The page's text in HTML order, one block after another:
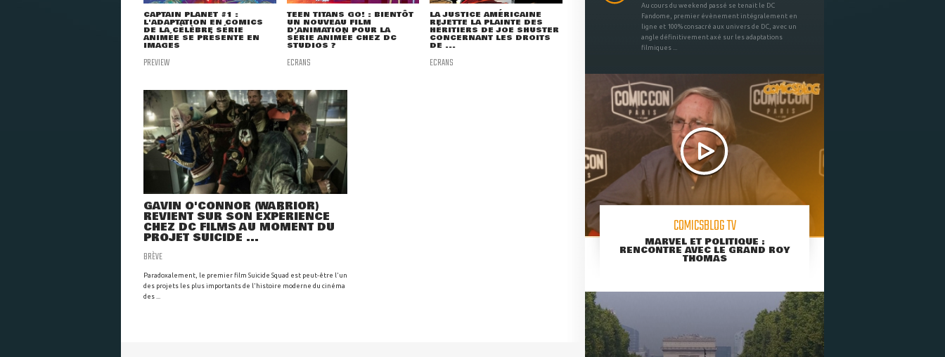
CAPTAIN PLANET #1 :
L'ADAPTATION EN COMICS
DE LA CÉLÈBRE SÉRIE
ANIMÉE SE PRÉSENTE EN
IMAGES
PREVIEW
TEEN TITANS GO! : BIENTÔT
UN NOUVEAU FILM
D'ANIMATION POUR LA
SÉRIE ANIMÉE CHEZ DC
STUDIOS ?
ECRANS
LA JUSTICE AMÉRICAINE
REJETTE LA PLAINTE DES
HÉRITIERS DE JOE SHUSTER
CONCERNANT LES DROITS
DE ...
ECRANS
GAVIN O'CONNOR (WARRIOR)
REVIENT SUR SON EXPÉRIENCE
CHEZ DC FILMS AU MOMENT DU
PROJET SUICIDE ...
BRÈVE
Paradoxalement, le premier film Suicide Squad est peut-être l'un
des projets les plus importants de l'histoire moderne du cinéma
des ...
Au cours du weekend passé se tenait le DC
Fandome, premier évènement intégralement en
ligne et 100% consacré aux univers de DC, avec un
angle définitivement axé sur les adaptations
filmiques ...
COMICSBLOG TV
MARVEL ET POLITIQUE :
RENCONTRE AVEC LE GRAND ROY
THOMAS